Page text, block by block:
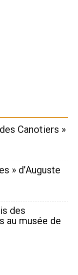
Canotiers »
» d’Auguste
des
au musée de